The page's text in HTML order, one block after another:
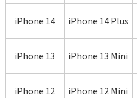
iPhone 14 iPhone 14 Plus
iPhone 13 iPhone 13 Mini
iPhone 12 iPhone 12 Mini